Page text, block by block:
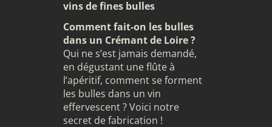
vins de fines bulles
Comment fait-on les bulles
dans un Crémant de Loire ?
Qui ne s’est jamais demandé,
en dégustant une flûte à
l’apéritif, comment se forment
les bulles dans un vin
effervescent ? Voici notre
secret de fabrication !